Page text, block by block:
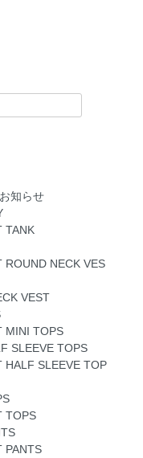
知らせ
TANK
ROUND NECK VES
VEST
MINI TOPS
SLEEVE TOPS
HALF SLEEVE TOP
TOPS
PANTS